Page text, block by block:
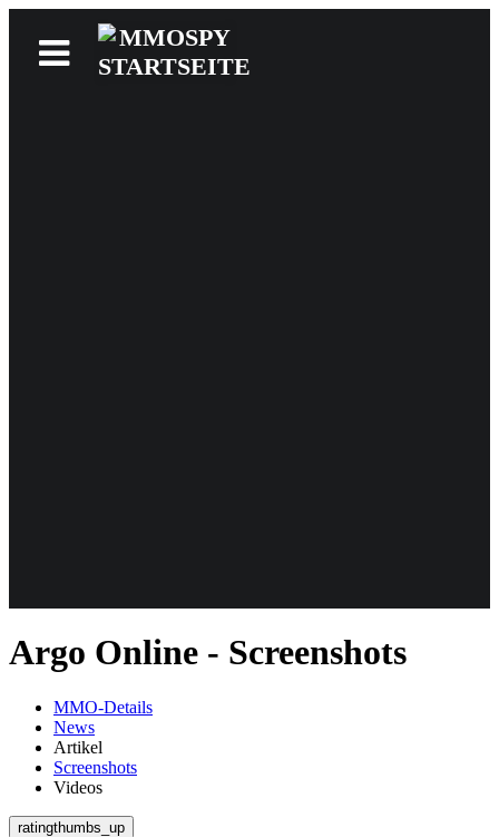
Argo Online - Screenshots
MMO-Details
News
Artikel
Screenshots
Videos